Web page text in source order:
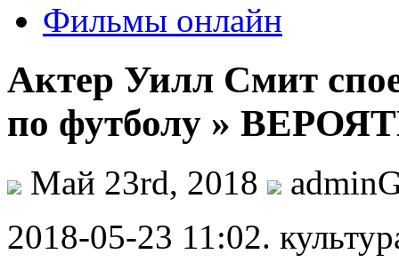
Фильмы онлайн
Актер Уилл Смит
по футболу »
Май 23rd, 2018
2018-05-23 11:02.